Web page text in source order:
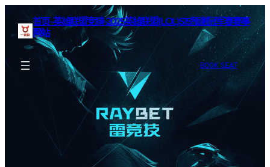
首页–英雄联盟竞猜-2025英雄联盟(LOL)S15预测冠军赛赛事
网站
BOOK SEAT